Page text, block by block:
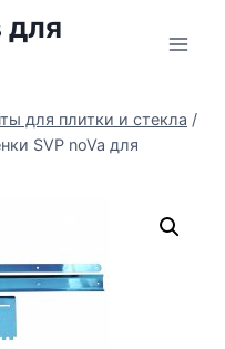
для
для плитки и стекла /
SVP noVa для